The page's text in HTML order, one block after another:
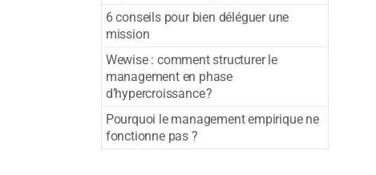
6 conseils pour bien déléguer une
mission
Wewise : comment structurer le
management en phase
d’hypercroissance ?
Pourquoi le management empirique ne
fonctionne pas ?